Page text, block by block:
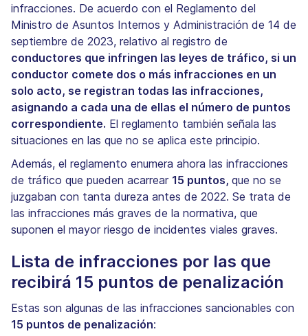
infracciones. De acuerdo con el Reglamento del
Ministro de Asuntos Internos y Administración de 14 de
septiembre de 2023, relativo al registro de
conductores que infringen las leyes de tráfico, si un
conductor comete dos o más infracciones en un
solo acto, se registran todas las infracciones,
asignando a cada una de ellas el número de puntos
correspondiente. El reglamento también señala las
situaciones en las que no se aplica este principio.
Además, el reglamento enumera ahora las infracciones
de tráfico que pueden acarrear 15 puntos, que no se
juzgaban con tanta dureza antes de 2022. Se trata de
las infracciones más graves de la normativa, que
suponen el mayor riesgo de incidentes viales graves.
Lista de infracciones por las que
recibirá 15 puntos de penalización
Estas son algunas de las infracciones sancionables con
15 puntos de penalización: